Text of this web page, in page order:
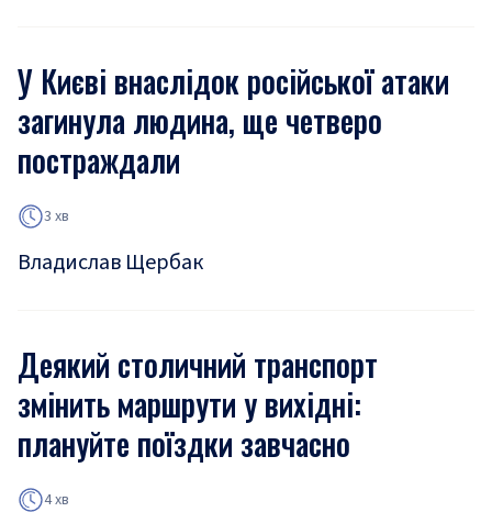
У Києві внаслідок російської атаки
загинула людина, ще четверо
постраждали
3 хв
Владислав Щербак
Деякий столичний транспорт
змінить маршрути у вихідні:
плануйте поїздки завчасно
4 хв